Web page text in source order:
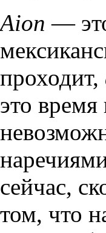
Aion —
проходит,
это
сейчас,
том, что